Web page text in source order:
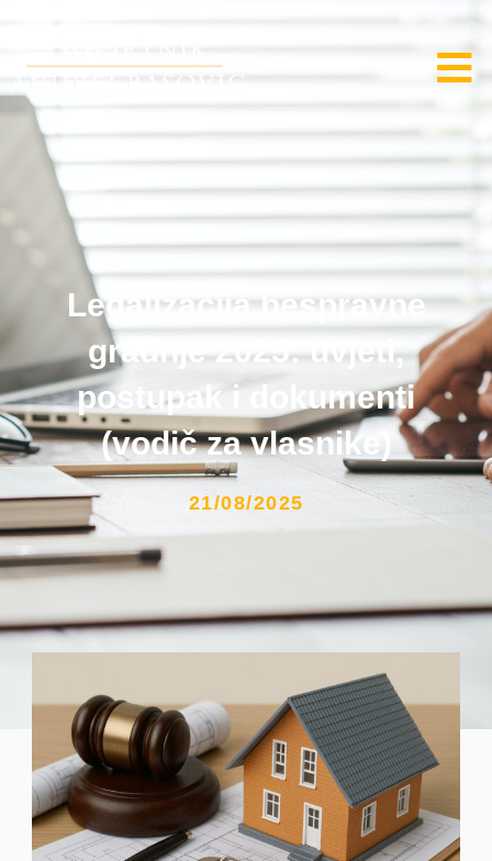
Legalizacija bespravne
gradnje 2025: uvjeti,
postupak i dokumenti
(vodič za vlasnike)
21/08/2025